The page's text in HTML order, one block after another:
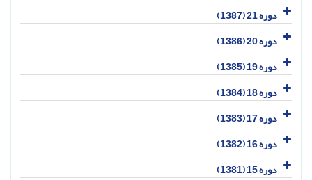
دوره 21 (1387)
دوره 20 (1386)
دوره 19 (1385)
دوره 18 (1384)
دوره 17 (1383)
دوره 16 (1382)
دوره 15 (1381)